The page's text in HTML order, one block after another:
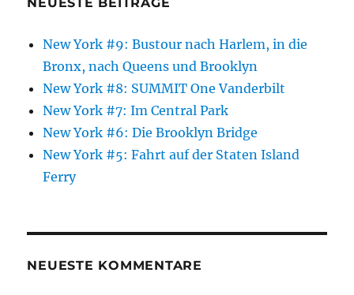
New York #9: Bustour nach Harlem, in die
Bronx, nach Queens und Brooklyn
New York #8: SUMMIT One Vanderbilt
New York #7: Im Central Park
New York #6: Die Brooklyn Bridge
New York #5: Fahrt auf der Staten Island
Ferry
NEUESTE KOMMENTARE